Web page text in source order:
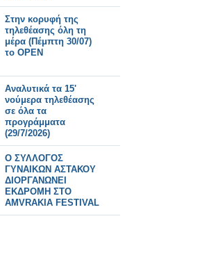
Στην κορυφή της
τηλεθέασης όλη τη
μέρα (Πέμπτη 30/07)
το OPEN
Αναλυτικά τα 15'
νούμερα τηλεθέασης
σε όλα τα
προγράμματα
(29/7/2026)
Ο ΣΥΛΛΟΓΟΣ
ΓΥΝΑΙΚΩΝ ΑΣΤΑΚΟΥ
ΔΙΟΡΓΑΝΩΝΕΙ
ΕΚΔΡΟΜΗ ΣΤΟ
AMVRAKIA FESTIVAL
ΣΤΙΣ 31/7/2026 ΣΤΗ